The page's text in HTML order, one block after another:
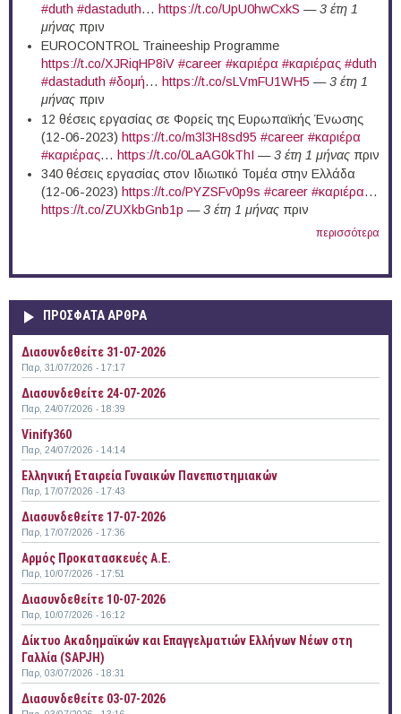
#duth #dastaduth… https://t.co/UpU0hwCxkS —3 έτη 1
μήναςπριν
EUROCONTROL Traineeship Programme
https://t.co/XJRiqHP8iV #career #καριέρα #καριέρας #duth
#dastaduth #δομή… https://t.co/sLVmFU1WH5 —3 έτη 1
μήναςπριν
12 θέσεις εργασίας σε Φορείς της Ευρωπαϊκής Ένωσης
(12-06-2023) https://t.co/m3l3H8sd95 #career #καριέρα
#καριέρας… https://t.co/0LaAG0kThI —3 έτη 1 μήναςπριν
340 θέσεις εργασίας στον Ιδιωτικό Τομέα στην Ελλάδα
(12-06-2023) https://t.co/PYZSFv0p9s #career #καριέρα…
https://t.co/ZUXkbGnb1p —3 έτη 1 μήναςπριν
περισσότερα
ΠΡΟΣΦΑΤΑ ΑΡΘΡΑ
Διασυνδεθείτε 31-07-2026
Παρ, 31/07/2026 - 17:17
Διασυνδεθείτε 24-07-2026
Παρ, 24/07/2026 - 18:39
Vinify360
Παρ, 24/07/2026 - 14:14
Ελληνική Εταιρεία Γυναικών Πανεπιστημιακών
Παρ, 17/07/2026 - 17:43
Διασυνδεθείτε 17-07-2026
Παρ, 17/07/2026 - 17:36
Αρμός Προκατασκευές Α.Ε.
Παρ, 10/07/2026 - 17:51
Διασυνδεθείτε 10-07-2026
Παρ, 10/07/2026 - 16:12
Δίκτυο Ακαδημαϊκών και Επαγγελματιών Ελλήνων Νέων στη
Γαλλία (SAPJH)
Παρ, 03/07/2026 - 18:31
Διασυνδεθείτε 03-07-2026